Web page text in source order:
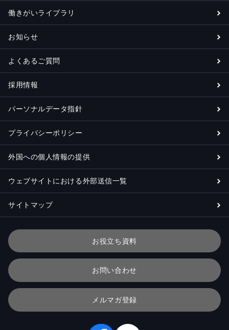
働きがいライブラリ
お知らせ
よくあるご質問
採用情報
パーソナルデータ指針
プライバシーポリシー
外国への個人情報の提供
ウェブサイトにおける外部送信一覧
サイトマップ
お役立ち資料
お問い合わせ
メルマガ登録